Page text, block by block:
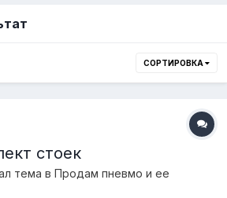
СОРТИРОВКА
стоек
тема в Продам пневмо и ее